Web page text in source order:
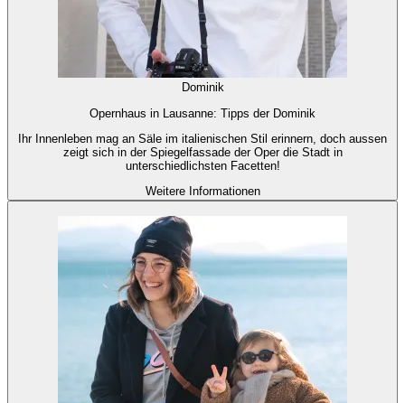
Dominik
Opernhaus in Lausanne: Tipps der Dominik
Ihr Innenleben mag an Säle im italienischen Stil erinnern, doch aussen
zeigt sich in der Spiegelfassade der Oper die Stadt in
unterschiedlichsten Facetten!
Weitere Informationen